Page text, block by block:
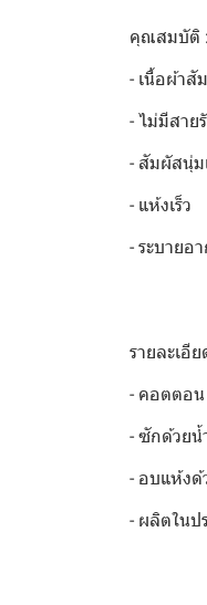
คุณสมบัติ
- เนื้อผ้าสั
- ไม่มีสาย
- สัมผัสนุ่
- แห้งเร็ว
- ระบายอ
รายละเอี
- คอตตอ
- ซักด้วยน้
- อบแห้งด้
- ผลิตในป